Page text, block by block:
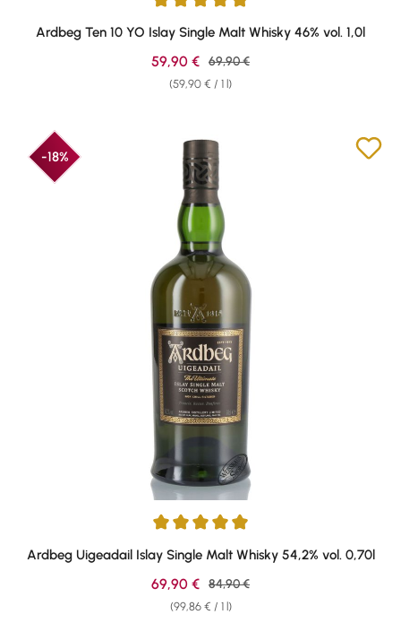
Average rating of 4.88 out of 5 stars
Ardbeg Ten 10 YO Islay Single Malt Whisky 46% vol. 1,0l
(59,90 € / 1 l)
Sale price:
59,90 € Regular price:
69,90 €
-18%
Average rating of 4.97 out of 5 stars
Ardbeg Uigeadail Islay Single Malt Whisky 54,2% vol. 0,70l
(99,86 € / 1 l)
Sale price:
69,90 € Regular price:
84,90 €